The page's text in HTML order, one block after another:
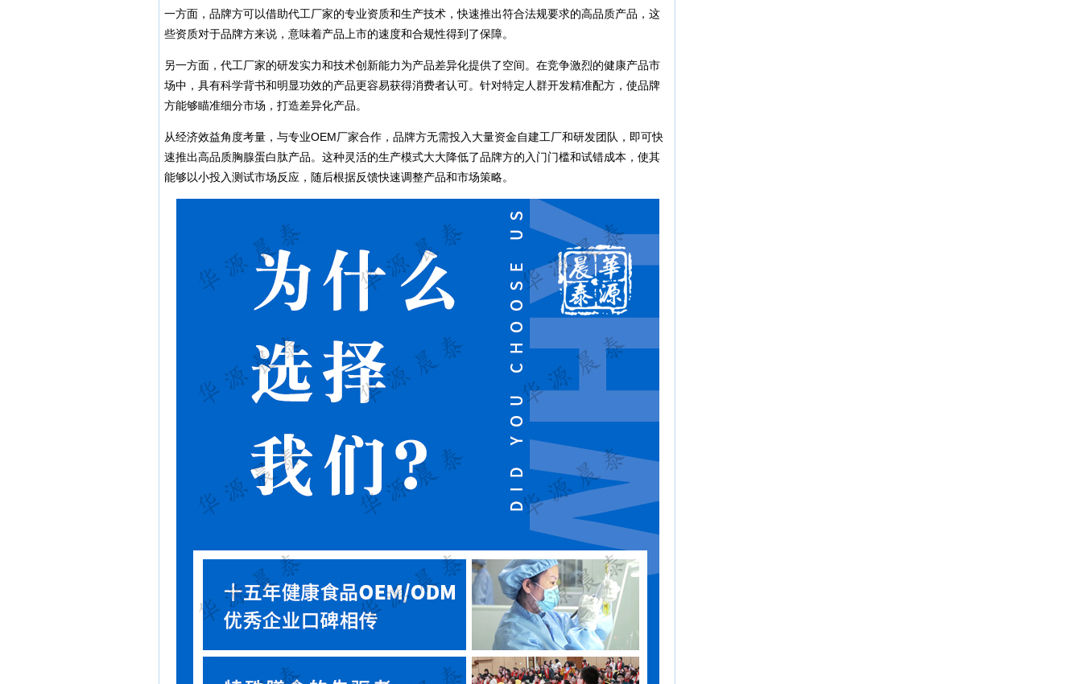
一方面，品牌方可以借助代工厂家的专业资质和生产技术，快速推出符合法规要求的高品质产品，这
些资质对于品牌方来说，意味着产品上市的速度和合规性得到了保障。
另一方面，代工厂家的研发实力和技术创新能力为产品差异化提供了空间。在竞争激烈的健康产品市
场中，具有科学背书和明显功效的产品更容易获得消费者认可。针对特定人群开发精准配方，使品牌
方能够瞄准细分市场，打造差异化产品。
从经济效益角度考量，与专业OEM厂家合作，品牌方无需投入大量资金自建工厂和研发团队，即可快
速推出高品质胸腺蛋白肽产品。这种灵活的生产模式大大降低了品牌方的入门门槛和试错成本，使其
能够以小投入测试市场反应，随后根据反馈快速调整产品和市场策略。